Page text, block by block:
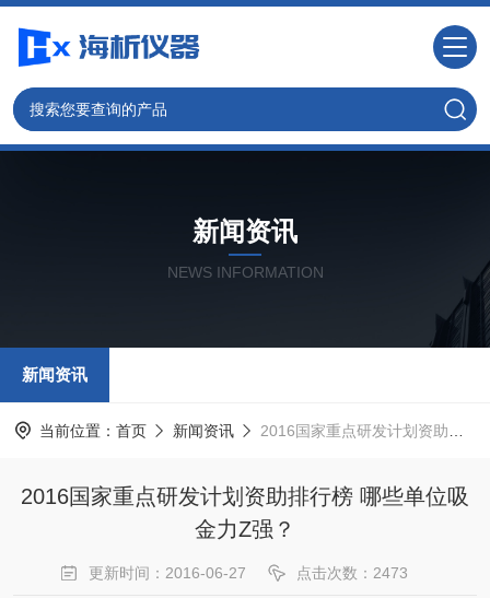
新闻资讯
NEWS INFORMATION
新闻资讯
当前位置： 首页 新闻资讯 2016国家重点研发计划资助排行榜 哪些单位吸金力Z强？
2016国家重点研发计划资助排行榜 哪些单位吸
金力Z强？
更新时间：2016-06-27 点击次数：2473